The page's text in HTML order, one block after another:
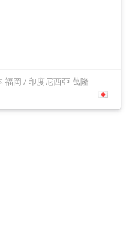
福岡 / 印度尼西亞 萬隆